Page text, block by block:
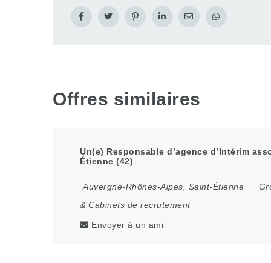
Offres similaires
Un(e) Responsable d’agence d’Intérim
Étienne (42)
Auvergne-Rhônes-Alpes Saint-Étienne
& Cabinets de recrutement
Envoyer à un ami